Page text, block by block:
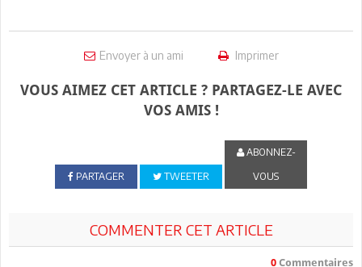
Envoyer à un ami Imprimer
VOUS AIMEZ CET ARTICLE ? PARTAGEZ-LE AVEC
VOS AMIS !
PARTAGER TWEETER
ABONNEZ-
VOUS
COMMENTER CET ARTICLE
0 Commentaires